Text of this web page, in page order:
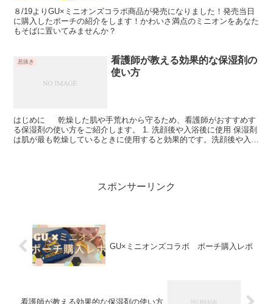
８/19よりGU×ミニオンズコラボ商品が発売になりました！発売当日
に購入したポーチの紹介をします！かわいさ満点のミニオンをあなた
もそばに置いてみませんか？
息抜き
看護師が教える効果的な保湿剤の
使い方
はじめに 乾燥した肌や手荒れから守るため、看護師がおすすめす
る保湿剤の使い方をご紹介します。 1. 洗顔後や入浴後に使用 保湿剤
は肌が最も乾燥しているときに使用すると効果的です。洗顔後や入浴
スポンサーリンク
GU×ミニオンズコラボ ポーチ購入レポ
看護師が教える効果的な保湿剤の使い方